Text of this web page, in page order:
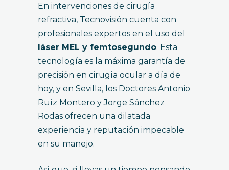
En intervenciones de cirugía
refractiva, Tecnovisión cuenta con
profesionales expertos en el uso del
láser MEL y femtosegundo. Esta
tecnología es la máxima garantía de
precisión en cirugía ocular a día de
hoy, y en Sevilla, los Doctores Antonio
Ruíz Montero y Jorge Sánchez
Rodas ofrecen una dilatada
experiencia y reputación impecable
en su manejo.